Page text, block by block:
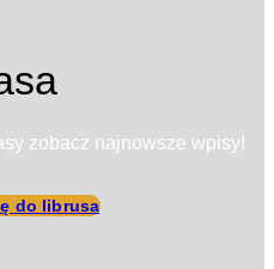
zobacz najnowsze wpisy!
do librusa